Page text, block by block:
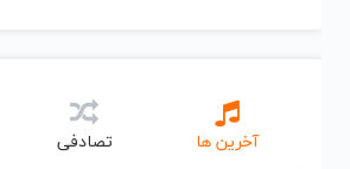
آخرین ها تصادفی